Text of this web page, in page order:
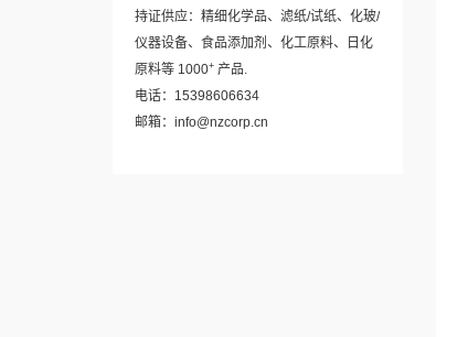
持证供应：精细化学品、滤纸/试纸、化玻/
仪器设备、食品添加剂、化工原料、日化
原料等 1000+ 产品.
电话：15398606634
邮箱：info@nzcorp.cn